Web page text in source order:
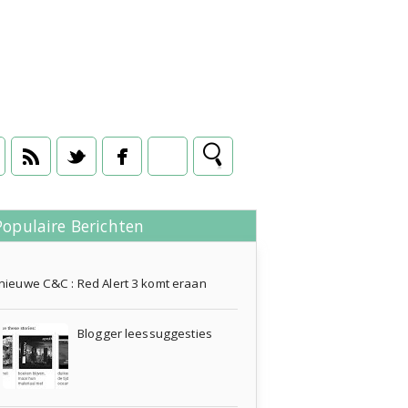
Berichten
C&C : Red Alert 3 komt eraan
Blogger leessuggesties